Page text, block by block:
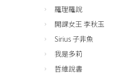
羅理羅說
開課女王 李秋玉
Sirius 子非魚
我是多莉
哲維說書